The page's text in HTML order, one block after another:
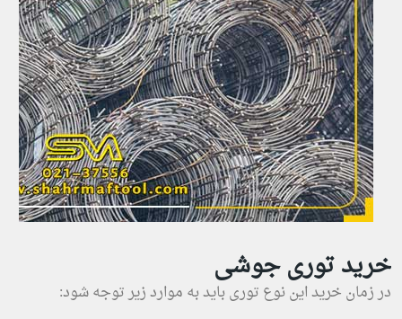
خرید توری جوشی
در زمان خرید این نوع توری باید به موارد زیر توجه شود: